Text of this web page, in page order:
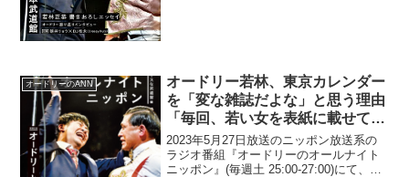
オードリーのANN
オードリー若林、東京カレンダー
を「変な雑誌だよな」と思う理由
「毎回、若い女を表紙に載せてん
だよ」
2023年5月27日放送のニッポン放送系の
ラジオ番組『オードリーのオールナイト
ニッポン』(毎週土 25:00-27:00)にて、お